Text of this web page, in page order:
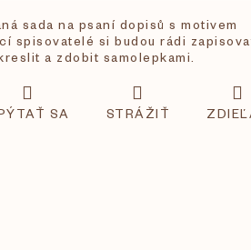
sada na psaní dopisů s motivem
spisovatelé si budou rádi
a zdobit samolepkami.
SA STRÁŽIŤ